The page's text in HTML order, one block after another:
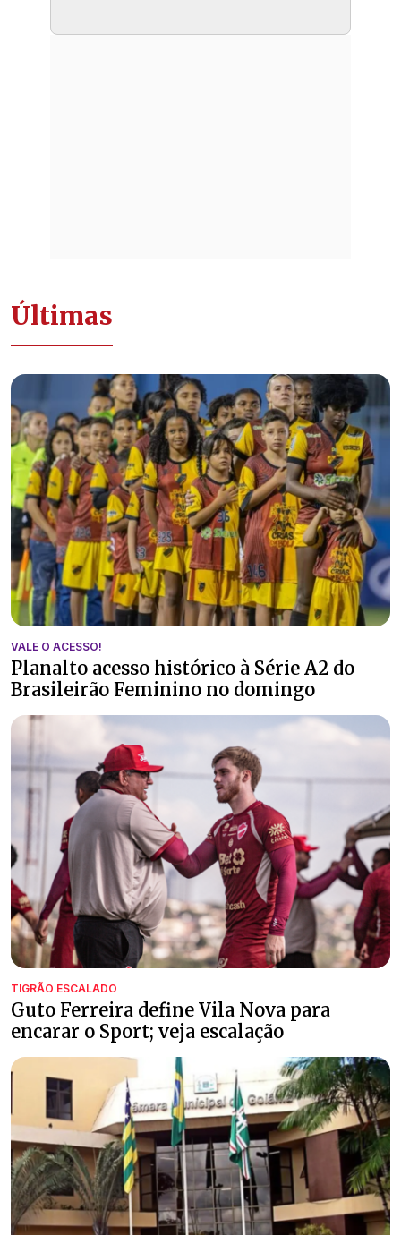
Últimas
VALE O ACESSO!
Planalto acesso histórico à Série A2 do
Brasileirão Feminino no domingo
TIGRÃO ESCALADO
Guto Ferreira define Vila Nova para
encarar o Sport; veja escalação